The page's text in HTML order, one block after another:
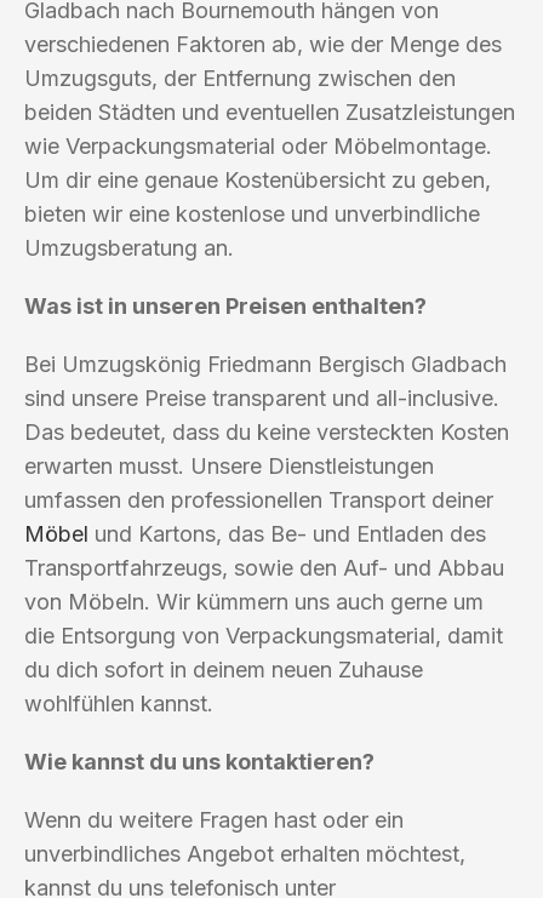
Gladbach nach Bournemouth hängen von
verschiedenen Faktoren ab, wie der Menge des
Umzugsguts, der Entfernung zwischen den
beiden Städten und eventuellen Zusatzleistungen
wie Verpackungsmaterial oder Möbelmontage.
Um dir eine genaue Kostenübersicht zu geben,
bieten wir eine kostenlose und unverbindliche
Umzugsberatung an.
Was ist in unseren Preisen enthalten?
Bei Umzugskönig Friedmann Bergisch Gladbach
sind unsere Preise transparent und all-inclusive.
Das bedeutet, dass du keine versteckten Kosten
erwarten musst. Unsere Dienstleistungen
umfassen den professionellen Transport deiner
Möbel und Kartons, das Be- und Entladen des
Transportfahrzeugs, sowie den Auf- und Abbau
von Möbeln. Wir kümmern uns auch gerne um
die Entsorgung von Verpackungsmaterial, damit
du dich sofort in deinem neuen Zuhause
wohlfühlen kannst.
Wie kannst du uns kontaktieren?
Wenn du weitere Fragen hast oder ein
unverbindliches Angebot erhalten möchtest,
kannst du uns telefonisch unter